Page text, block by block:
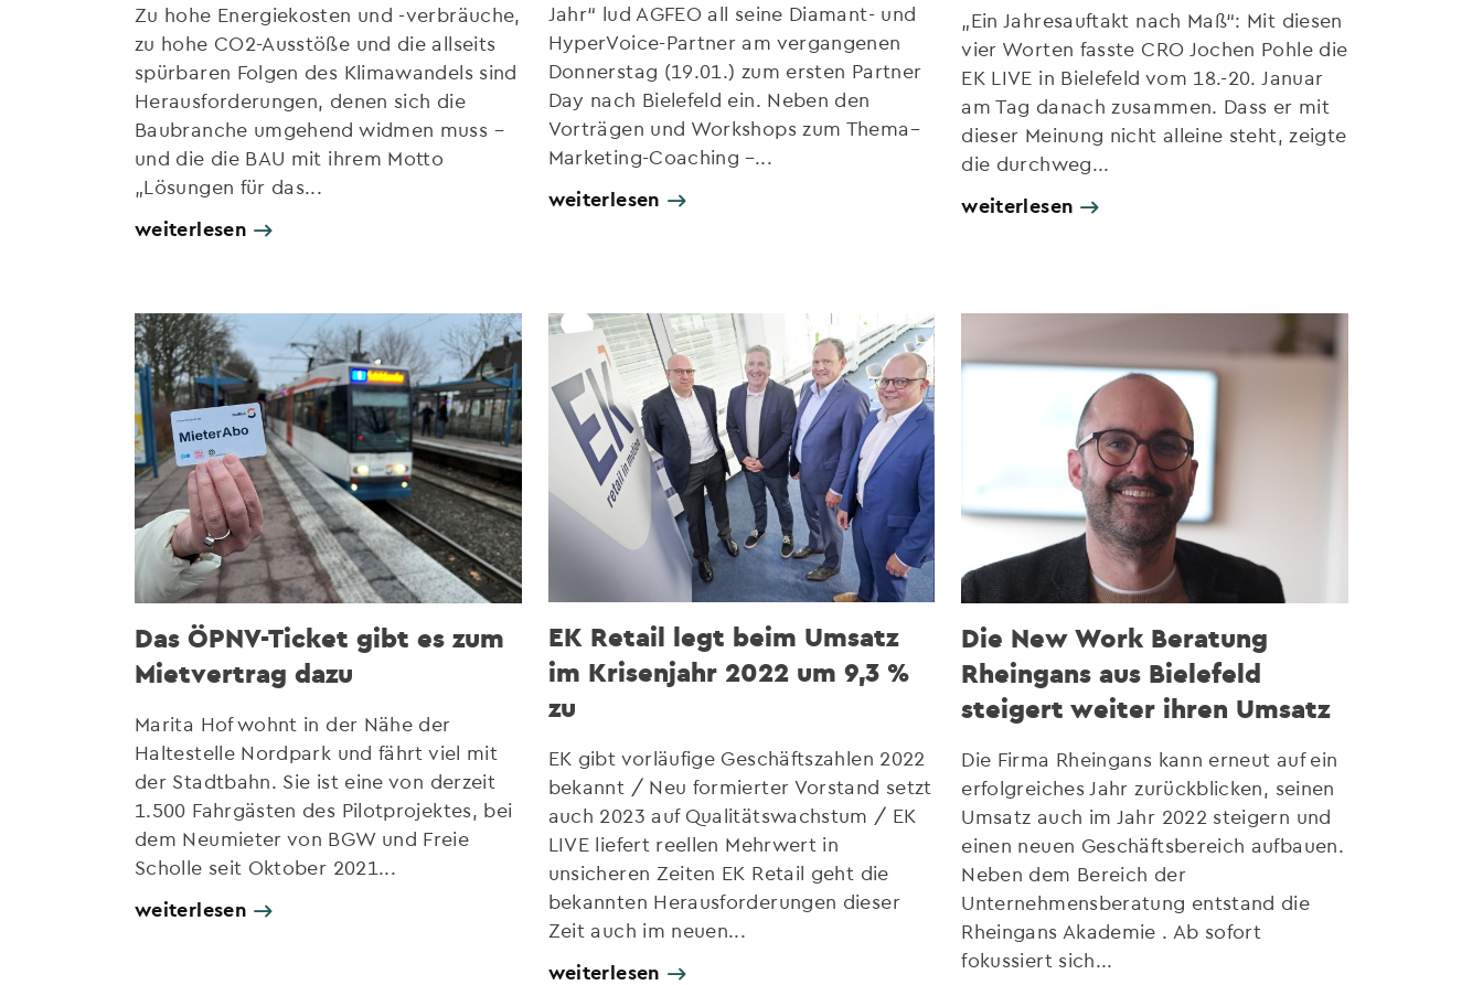
Zu hohe Energiekosten und -verbräuche,
zu hohe CO2-Ausstöße und die allseits
spürbaren Folgen des Klimawandels sind
Herausforderungen, denen sich die
Baubranche umgehend widmen muss –
und die die BAU mit ihrem Motto
„Lösungen für das...
weiterlesen
Jahr“ lud AGFEO all seine Diamant- und
HyperVoice-Partner am vergangenen
Donnerstag (19.01.) zum ersten Partner
Day nach Bielefeld ein. Neben den
Vorträgen und Workshops zum Thema–
Marketing-Coaching –...
weiterlesen
„Ein Jahresauftakt nach Maß“: Mit diesen
vier Worten fasste CRO Jochen Pohle die
EK LIVE in Bielefeld vom 18.-20. Januar
am Tag danach zusammen. Dass er mit
dieser Meinung nicht alleine steht, zeigte
die durchweg...
weiterlesen
Das ÖPNV-Ticket gibt es zum
Mietvertrag dazu
Marita Hof wohnt in der Nähe der
Haltestelle Nordpark und fährt viel mit
der Stadtbahn. Sie ist eine von derzeit
1.500 Fahrgästen des Pilotprojektes, bei
dem Neumieter von BGW und Freie
Scholle seit Oktober 2021...
weiterlesen
EK Retail legt beim Umsatz
im Krisenjahr 2022 um 9,3 %
zu
EK gibt vorläufige Geschäftszahlen 2022
bekannt / Neu formierter Vorstand setzt
auch 2023 auf Qualitätswachstum / EK
LIVE liefert reellen Mehrwert in
unsicheren Zeiten EK Retail geht die
bekannten Herausforderungen dieser
Zeit auch im neuen...
weiterlesen
Die New Work Beratung
Rheingans aus Bielefeld
steigert weiter ihren Umsatz
Die Firma Rheingans kann erneut auf ein
erfolgreiches Jahr zurückblicken, seinen
Umsatz auch im Jahr 2022 steigern und
einen neuen Geschäftsbereich aufbauen.
Neben dem Bereich der
Unternehmensberatung entstand die
Rheingans Akademie . Ab sofort
fokussiert sich...